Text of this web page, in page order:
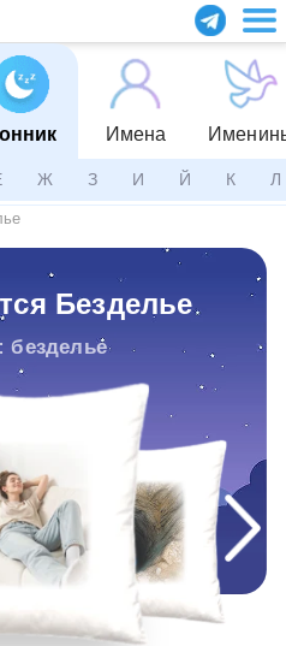
Имена
Ж З И Й К Л
Безделье
безделье